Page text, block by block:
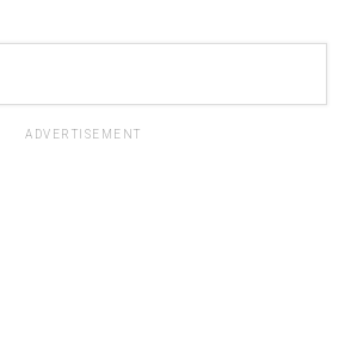
ADVERTISEMENT